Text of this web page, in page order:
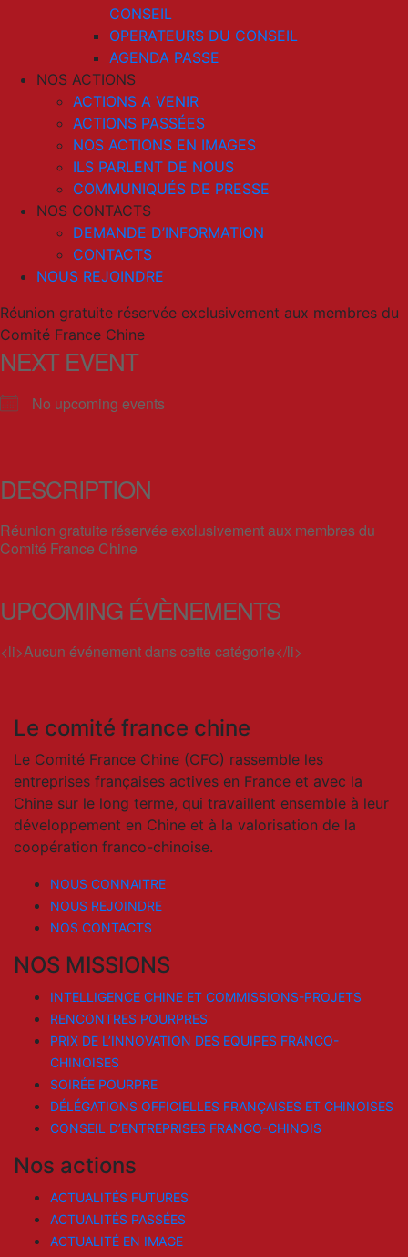
CONSEIL
OPERATEURS DU CONSEIL
AGENDA PASSE
NOS ACTIONS
ACTIONS A VENIR
ACTIONS PASSÉES
NOS ACTIONS EN IMAGES
ILS PARLENT DE NOUS
COMMUNIQUÉS DE PRESSE
NOS CONTACTS
DEMANDE D’INFORMATION
CONTACTS
NOUS REJOINDRE
Réunion gratuite réservée exclusivement aux membres du
Comité France Chine
NEXT EVENT
No upcoming events
DESCRIPTION
Réunion gratuite réservée exclusivement aux membres du
Comité France Chine
UPCOMING ÉVÈNEMENTS
<li>Aucun événement dans cette catégorie</li>
Le comité france chine
Le Comité France Chine (CFC) rassemble les
entreprises françaises actives en France et avec la
Chine sur le long terme, qui travaillent ensemble à leur
développement en Chine et à la valorisation de la
coopération franco-chinoise.
NOUS CONNAITRE
NOUS REJOINDRE
NOS CONTACTS
NOS MISSIONS
INTELLIGENCE CHINE ET COMMISSIONS-PROJETS
RENCONTRES POURPRES
PRIX DE L’INNOVATION DES EQUIPES FRANCO-
CHINOISES
SOIRÉE POURPRE
DÉLÉGATIONS OFFICIELLES FRANÇAISES ET CHINOISES
CONSEIL D’ENTREPRISES FRANCO-CHINOIS
Nos actions
ACTUALITÉS FUTURES
ACTUALITÉS PASSÉES
ACTUALITÉ EN IMAGE